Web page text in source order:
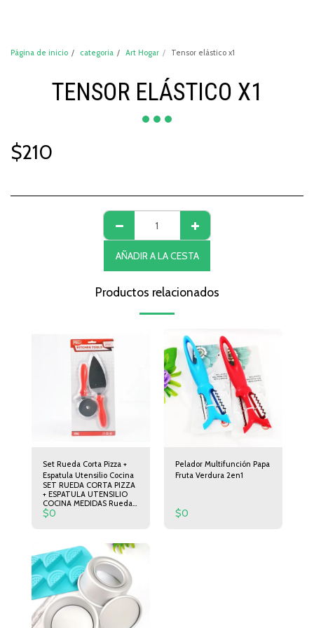
Página de inicio categoria Art Hogar Tensor elástico x1
TENSOR ELÁSTICO X1
$210
AÑADIR A LA CESTA
Productos relacionados
Set Rueda Corta Pizza +
Espatula Utensilio Cocina
SET RUEDA CORTA PIZZA
+ ESPATULA UTENSILIO
COCINA MEDIDAS Rueda
corta Pizza 19cm de largo
$0
Pelador Multifunción Papa
Fruta Verdura 2en1
$0